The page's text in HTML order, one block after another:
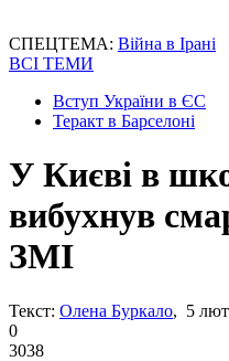
СПЕЦТЕМА: Війна в Ірані
ВСІ ТЕМИ
Вступ України в ЄС
Теракт в Барселоні
У Києві в
вибухнув
ЗМІ
Текст: Олена Буркало, 5
0
3038